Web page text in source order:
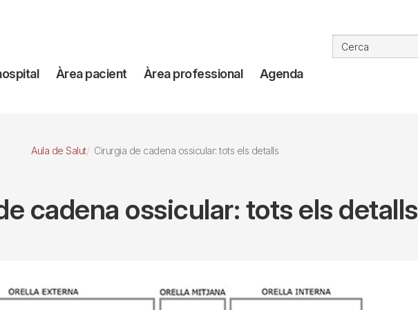
Àrea pacient Àrea professional Agenda
Aula de Salut Cirurgia de cadena ossicular: tots els detalls
cadena ossicular: tots els detalls